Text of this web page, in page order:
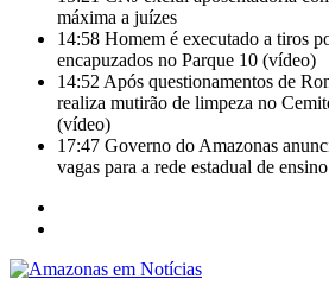
máxima a juízes
14:58 Homem é executado a tiros
encapuzados no Parque 10 (vídeo)
14:52 Após questionamentos de
realiza mutirão de limpeza no
(vídeo)
17:47 Governo do Amazonas
vagas para a rede estadual de ensino